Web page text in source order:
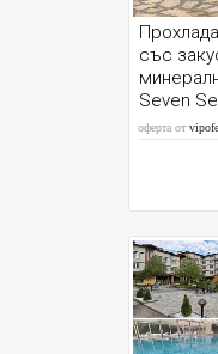
със
Seven
оферта от